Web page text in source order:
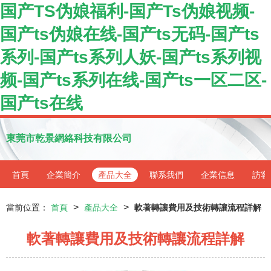
国产TS伪娘福利-国产Ts伪娘视频-
国产ts伪娘在线-国产ts无码-国产ts
系列-国产ts系列人妖-国产ts系列视
频-国产ts系列在线-国产ts一区二区-
国产ts在线
東莞市乾景網絡科技有限公司
首頁 企業簡介 產品大全 聯系我們 企業信息 訪客
當前位置： 首頁 > 產品大全 > 軟著轉讓費用及技術轉讓流程詳解
軟著轉讓費用及技術轉讓流程詳解